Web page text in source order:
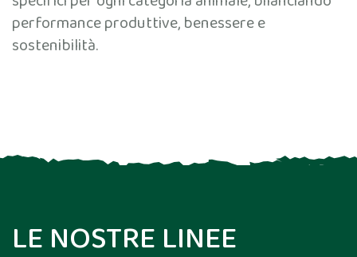
performance produttive, benessere e
sostenibilità.
LE NOSTRE LINEE